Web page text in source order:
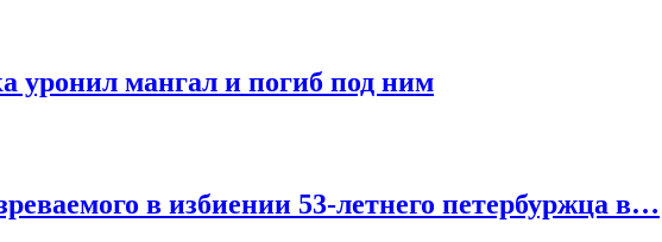
уронил мангал и погиб под ним
в избиении 53-летнего петербуржца в…